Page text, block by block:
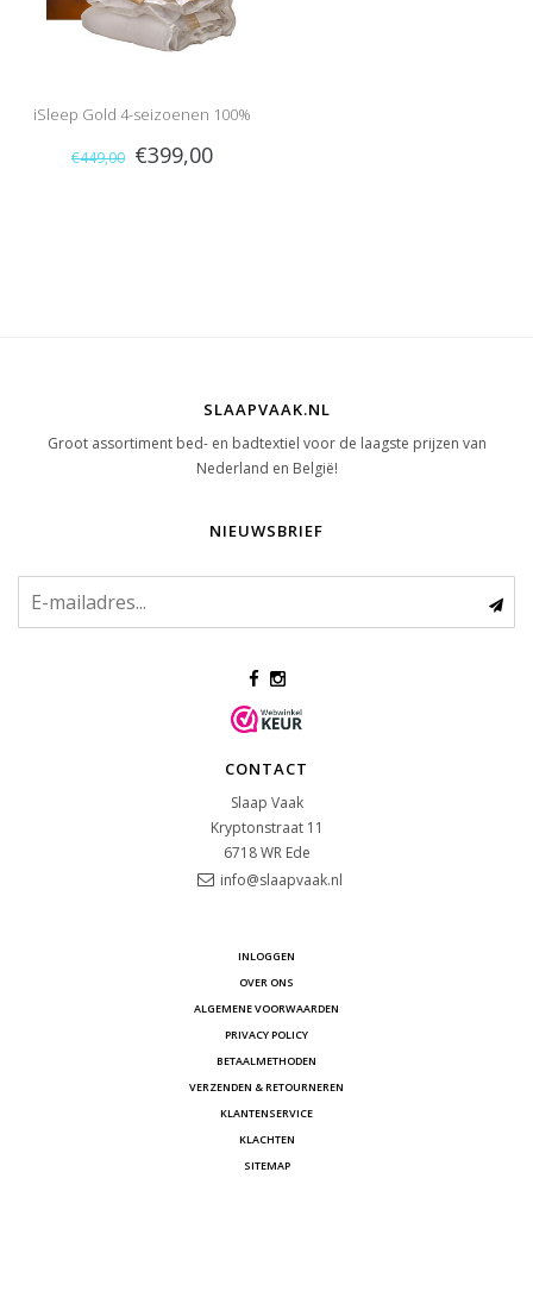
iSleep Gold 4-seizoenen 100%
ganzendons
€449,00 €399,00
SLAAPVAAK.NL
Groot assortiment bed- en badtextiel voor de laagste prijzen van
Nederland en België!
NIEUWSBRIEF
CONTACT
Slaap Vaak
Kryptonstraat 11
6718 WR Ede
info@slaapvaak.nl
INLOGGEN
OVER ONS
ALGEMENE VOORWAARDEN
PRIVACY POLICY
BETAALMETHODEN
VERZENDEN & RETOURNEREN
KLANTENSERVICE
KLACHTEN
SITEMAP